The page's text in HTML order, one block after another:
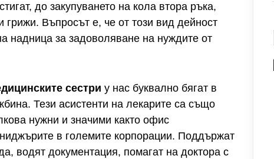
до закупуването на кола втора ръка,
грижи. Въпросът е, че от този вид дейност
надница за задоволяване на нуждите от
сестри у нас буквално бягат в
Тези асистенти на лекарите са също
нужни и значими както офис
в големите корпорации. Поддържат
водят документация, помагат на доктора с